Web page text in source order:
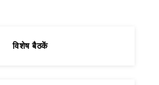
विशेष बैठकें